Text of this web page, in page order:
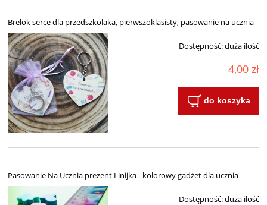
Brelok serce dla przedszkolaka, pierwszoklasisty, pasowanie na ucznia
Dostępność:duża ilość
4,00 zł
do koszyka
Pasowanie Na Ucznia prezent Linijka - kolorowy gadżet dla ucznia
Dostępność:duża ilość